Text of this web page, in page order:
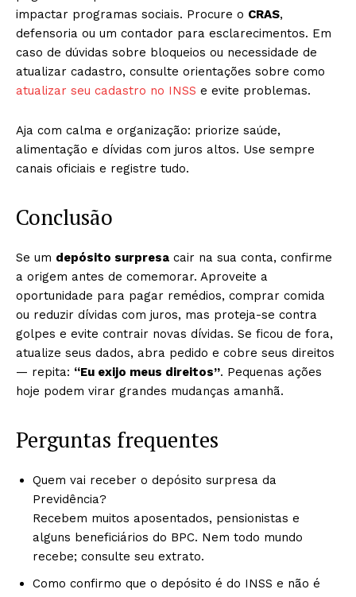
impactar programas sociais. Procure o CRAS,
defensoria ou um contador para esclarecimentos. Em
caso de dúvidas sobre bloqueios ou necessidade de
atualizar cadastro, consulte orientações sobre como
atualizar seu cadastro no INSS e evite problemas.
Aja com calma e organização: priorize saúde,
alimentação e dívidas com juros altos. Use sempre
canais oficiais e registre tudo.
Conclusão
Se um depósito surpresa cair na sua conta, confirme
a origem antes de comemorar. Aproveite a
oportunidade para pagar remédios, comprar comida
ou reduzir dívidas com juros, mas proteja-se contra
golpes e evite contrair novas dívidas. Se ficou de fora,
atualize seus dados, abra pedido e cobre seus direitos
— repita: “Eu exijo meus direitos”. Pequenas ações
hoje podem virar grandes mudanças amanhã.
Perguntas frequentes
Quem vai receber o depósito surpresa da
Previdência?
Recebem muitos aposentados, pensionistas e
alguns beneficiários do BPC. Nem todo mundo
recebe; consulte seu extrato.
Como confirmo que o depósito é do INSS e não é